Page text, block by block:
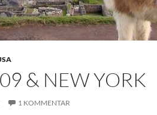
& NEW YORK
1 KOMMENTAR